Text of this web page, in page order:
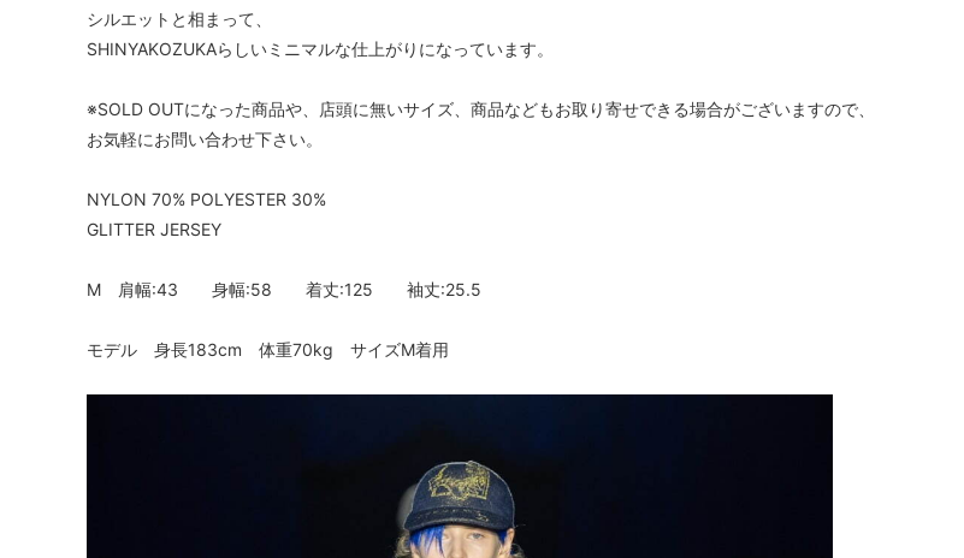
シルエットと相まって、
SHINYAKOZUKAらしいミニマルな仕上がりになっています。
※SOLD OUTになった商品や、店頭に無いサイズ、商品などもお取り寄せできる場合がございますので、
お気軽にお問い合わせ下さい。
NYLON 70% POLYESTER 30%
GLITTER JERSEY
M 肩幅:43 身幅:58 着丈:125 袖丈:25.5
モデル 身長183cm 体重70kg サイズM着用